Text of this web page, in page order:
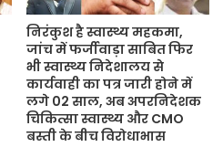
निरंकुश है स्वास्थ्य महकमा,
जांच में फर्जीवाड़ा साबित फिर
भी स्वास्थ्य निदेशालय से
कार्यवाही का पत्र जारी होने में
लगे 02 साल, अब अपरनिदेशक
चिकित्सा स्वास्थ्य और CMO
बस्ती के बीच विरोधाभास